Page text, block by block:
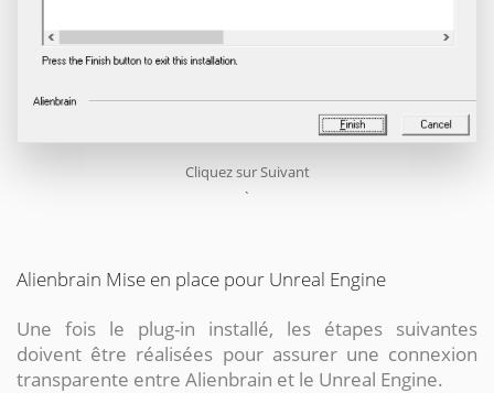
Cliquez sur Suivant
`
Alienbrain Mise en place pour Unreal Engine
Une fois le plug-in installé, les étapes suivantes
doivent être réalisées pour assurer une connexion
transparente entre Alienbrain et le Unreal Engine.